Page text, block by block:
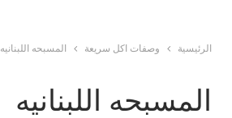
الرئيسية وصفات اكل سريعة المسبحه اللبنانيه
المسبحه اللبنانيه